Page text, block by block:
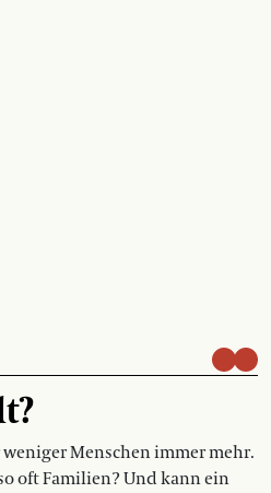
Menschen immer mehr.
oft Familien? Und kann ein